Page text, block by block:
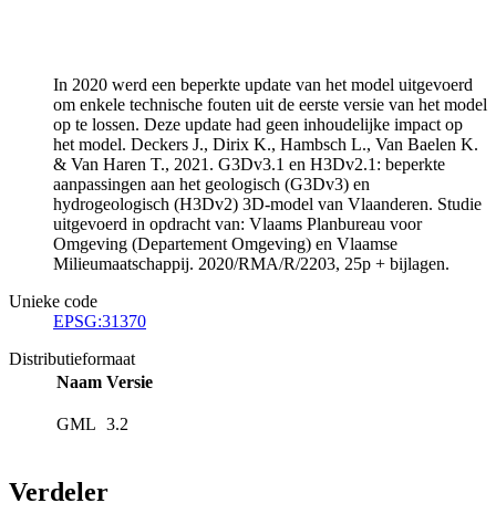
In 2020 werd een beperkte update van het model uitgevoerd
om enkele technische fouten uit de eerste versie van het model
op te lossen. Deze update had geen inhoudelijke impact op
het model. Deckers J., Dirix K., Hambsch L., Van Baelen K.
& Van Haren T., 2021. G3Dv3.1 en H3Dv2.1: beperkte
aanpassingen aan het geologisch (G3Dv3) en
hydrogeologisch (H3Dv2) 3D-model van Vlaanderen. Studie
uitgevoerd in opdracht van: Vlaams Planbureau voor
Omgeving (Departement Omgeving) en Vlaamse
Milieumaatschappij. 2020/RMA/R/2203, 25p + bijlagen.
Unieke code
EPSG:31370
Distributieformaat
Naam Versie
GML 3.2
Verdeler